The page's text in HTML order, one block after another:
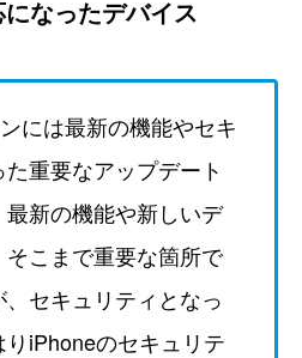
なったデバイス
には最新の機能やセキ
重要なアップデート
最新の機能や新しいデ
こまで重要な箇所で
セキュリティとなっ
iPhoneのセキュリテ